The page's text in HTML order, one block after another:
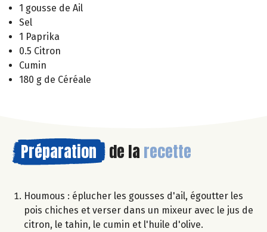
1 gousse de Ail
Sel
1 Paprika
0.5 Citron
Cumin
180 g de Céréale
Préparation de la recette
Houmous : éplucher les gousses d'ail, égoutter les
pois chiches et verser dans un mixeur avec le jus de
citron, le tahin, le cumin et l'huile d'olive.